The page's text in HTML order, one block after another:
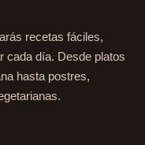
recetas fáciles,
cada día. Desde platos
hasta postres,